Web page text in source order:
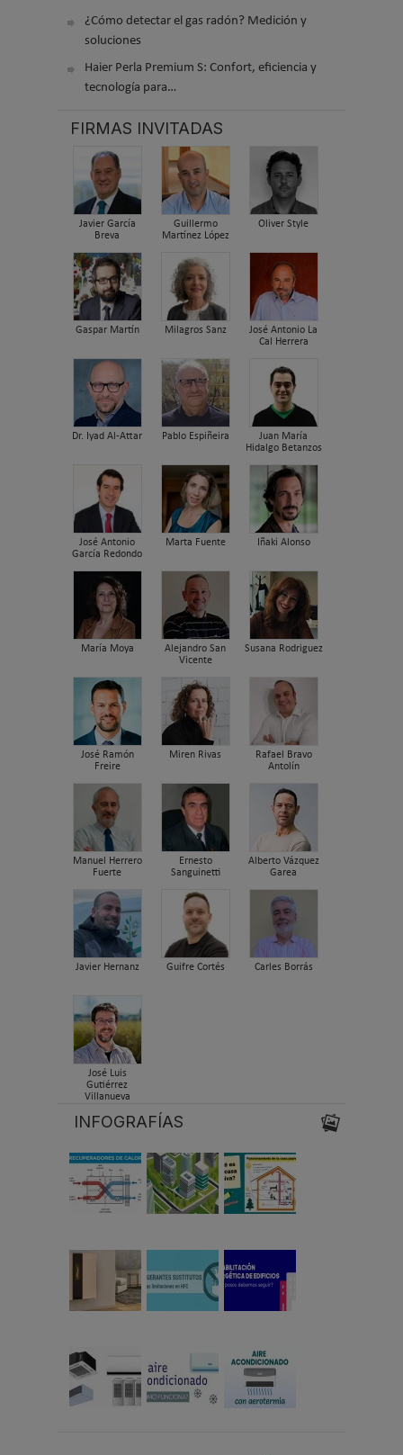
¿Cómo detectar el gas radón? Medición y
soluciones
Haier Perla Premium S: Confort, eficiencia y
tecnología para…
FIRMAS INVITADAS
Javier García
Breva
Guillermo
Martínez López
Oliver Style
Gaspar Martín Milagros Sanz
José Antonio La
Cal Herrera
Dr. Iyad Al-Attar Pablo Espiñeira
Juan María
Hidalgo Betanzos
José Antonio
García Redondo
Marta Fuente Iñaki Alonso
María Moya
Alejandro San
Vicente
Susana Rodriguez
José Ramón
Freire
Miren Rivas
Rafael Bravo
Antolín
Manuel Herrero
Fuerte
Ernesto
Sanguinetti
Alberto Vázquez
Garea
Javier Hernanz Guifre Cortés Carles Borrás
José Luis
Gutiérrez
Villanueva
INFOGRAFÍAS